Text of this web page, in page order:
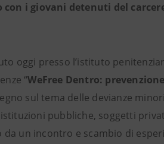
con i giovani detenuti del
oggi presso l’istituto
“WeFree Dentro:
sul tema delle devianze
pubbliche, soggetti
da un incontro e scambio di